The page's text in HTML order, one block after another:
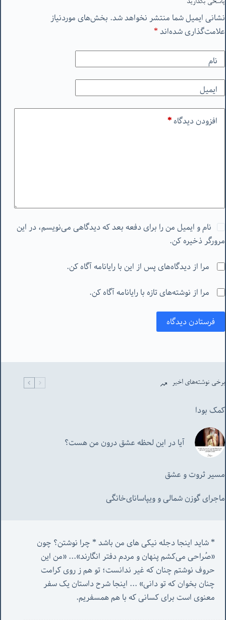
پاسخی بگذارید
نشانی ایمیل شما منتشر نخواهد شد. بخش‌های موردنیاز
علامت‌گذاری شده‌اند*
نام
ایمیل
افزودن دیدگاه*
نام و ایمیل من را برای دفعه بعد که دیدگاهی می‌نویسم، در این
مرورگر ذخیره کن.
مرا از دیدگاه‌های پس از این با رایانامه آگاه کن.
مرا از نوشته‌های تازه با رایانامه آگاه کن.
فرستادن دیدگاه
برخی نوشته‌های اخیر
کمک بودا
آیا در این لحظه عشق درون من هست؟
مسیر ثروت و عشق
ماجرای گوزن شمالی و‌ ویپاسانای‌خانگی
«صُراحی می‌کشم پنهان‌ و مردم‌ دفتر انگارند»... «
چنان بخوان که تو دانی» ...
معنوی است برای کسانی که با هم همسفریم.